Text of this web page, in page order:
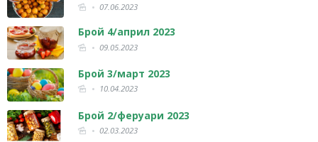
07.06.2023
Брой 4/април 2023
09.05.2023
Брой 3/март 2023
10.04.2023
Брой 2/феруари 2023
02.03.2023